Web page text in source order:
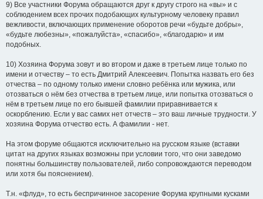
9) Все участники Форума обращаются друг к другу строго на «вы» и с
соблюдением всех прочих подобающих культурному человеку правил
вежливости, включающих применение оборотов речи «будьте добры»,
«будьте любезны», «пожалуйста», «спасибо», «благодарю» и им
подобных.
10) Хозяина Форума зовут и во втором и даже в третьем лице только по
имени и отчеству – то есть Дмитрий Алексеевич. Попытка назвать его без
отчества – по одному только имени словно ребёнка или мужика, или
отозваться о нём без отчества в третьем лице, или попытка отозваться о
нём в третьем лице по его бывшей фамилии приравнивается к
оскорблению. Если у вас самих нет отчеств – это ваш личные трудности. У
хозяина Форума отчество есть. А фамилии - нет.
На этом форуме общаются исключительно на русском языке (вставки
цитат на других языках возможны при условии того, что они заведомо
понятны большинству пользователей, либо сопровождаются переводом
или хотя бы пояснением).
Т.н. «флуд», то есть беспричинное засорение Форума крупными кусками